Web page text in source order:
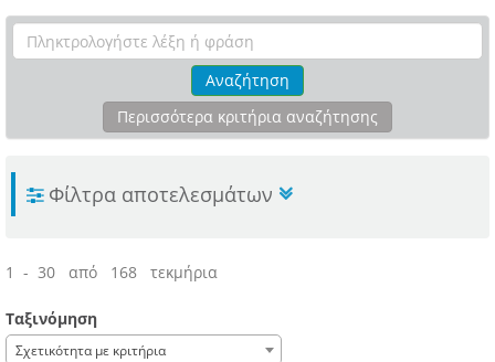
Αναζήτηση
Περισσότερα κριτήρια αναζήτησης
Φίλτρα αποτελεσμάτων
1 - 30 από 168 τεκμήρια
Ταξινόμηση
Σχετικότητα με κριτήρια